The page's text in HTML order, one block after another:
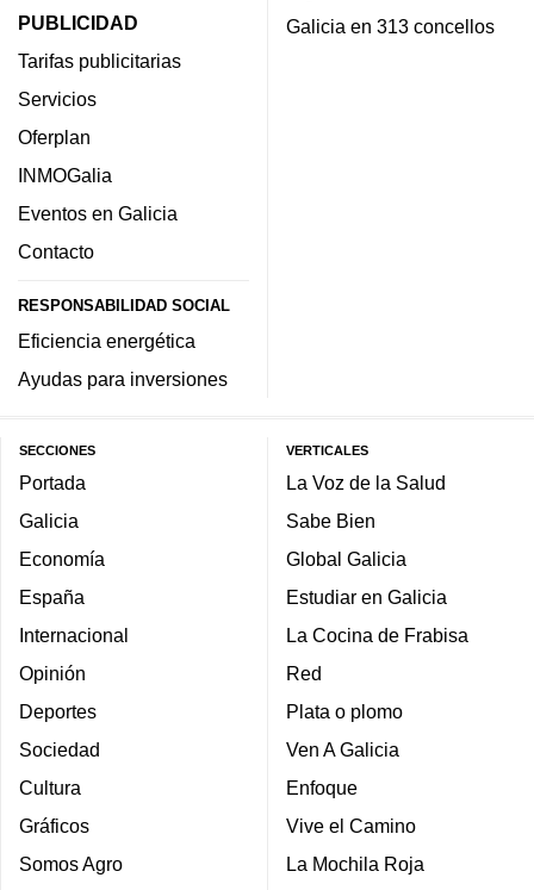
PUBLICIDAD
Tarifas publicitarias
Servicios
Oferplan
INMOGalia
Eventos en Galicia
Contacto
RESPONSABILIDAD SOCIAL
Eficiencia energética
Ayudas para inversiones
Galicia en 313 concellos
SECCIONES
Portada
Galicia
Economía
España
Internacional
Opinión
Deportes
Sociedad
Cultura
Gráficos
Somos Agro
VERTICALES
La Voz de la Salud
Sabe Bien
Global Galicia
Estudiar en Galicia
La Cocina de Frabisa
Red
Plata o plomo
Ven A Galicia
Enfoque
Vive el Camino
La Mochila Roja